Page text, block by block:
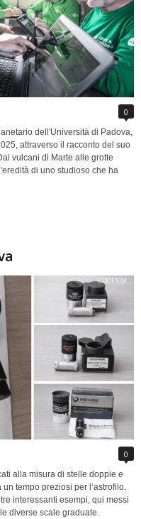
0
dell'Università di Padova,
attraverso il racconto del suo
vulcani di Marte alle grotte
di uno studioso che ha
0
alla misura di stelle doppie e
tempo preziosi per l’astrofilo.
interessanti esempi, qui messi
diverse scale graduate.